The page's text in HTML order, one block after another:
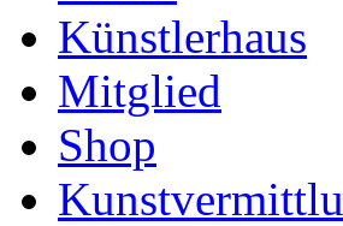
Künstlerhaus
Mitglied
Shop